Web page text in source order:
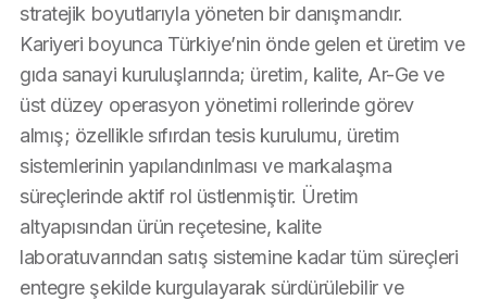
stratejik boyutlarıyla yöneten bir danışmandır.
Kariyeri boyunca Türkiye’nin önde gelen et üretim ve
gıda sanayi kuruluşlarında; üretim, kalite, Ar-Ge ve
üst düzey operasyon yönetimi rollerinde görev
almış; özellikle sıfırdan tesis kurulumu, üretim
sistemlerinin yapılandırılması ve markalaşma
süreçlerinde aktif rol üstlenmiştir. Üretim
altyapısından ürün reçetesine, kalite
laboratuvarından satış sistemine kadar tüm süreçleri
entegre şekilde kurgulayarak sürdürülebilir ve